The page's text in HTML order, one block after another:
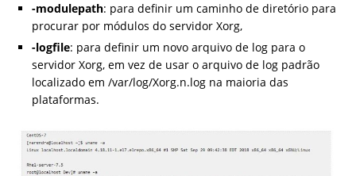
-modulepath: para definir um caminho de diretório para
procurar por módulos do servidor Xorg,
-logfile: para definir um novo arquivo de log para o
servidor Xorg, em vez de usar o arquivo de log padrão
localizado em /var/log/Xorg.n.log na maioria das
plataformas.